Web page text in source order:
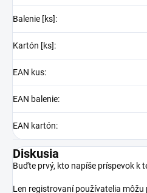
Balenie [ks]:
Kartón [ks]:
EAN kus:
EAN balenie:
EAN kartón:
Diskusia
Buďte prvý, kto napíše príspevok k
Len registrovaní používatelia